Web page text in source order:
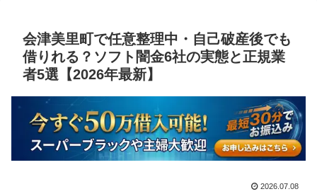
会津美里町で任意整理中・自己破産後でも
借りれる？ソフト闇金6社の実態と正規業
者5選【2026年最新】
2026.07.08